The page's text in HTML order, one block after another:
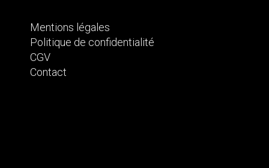
Mentions légales
Politique de confidentialité
CGV
Contact